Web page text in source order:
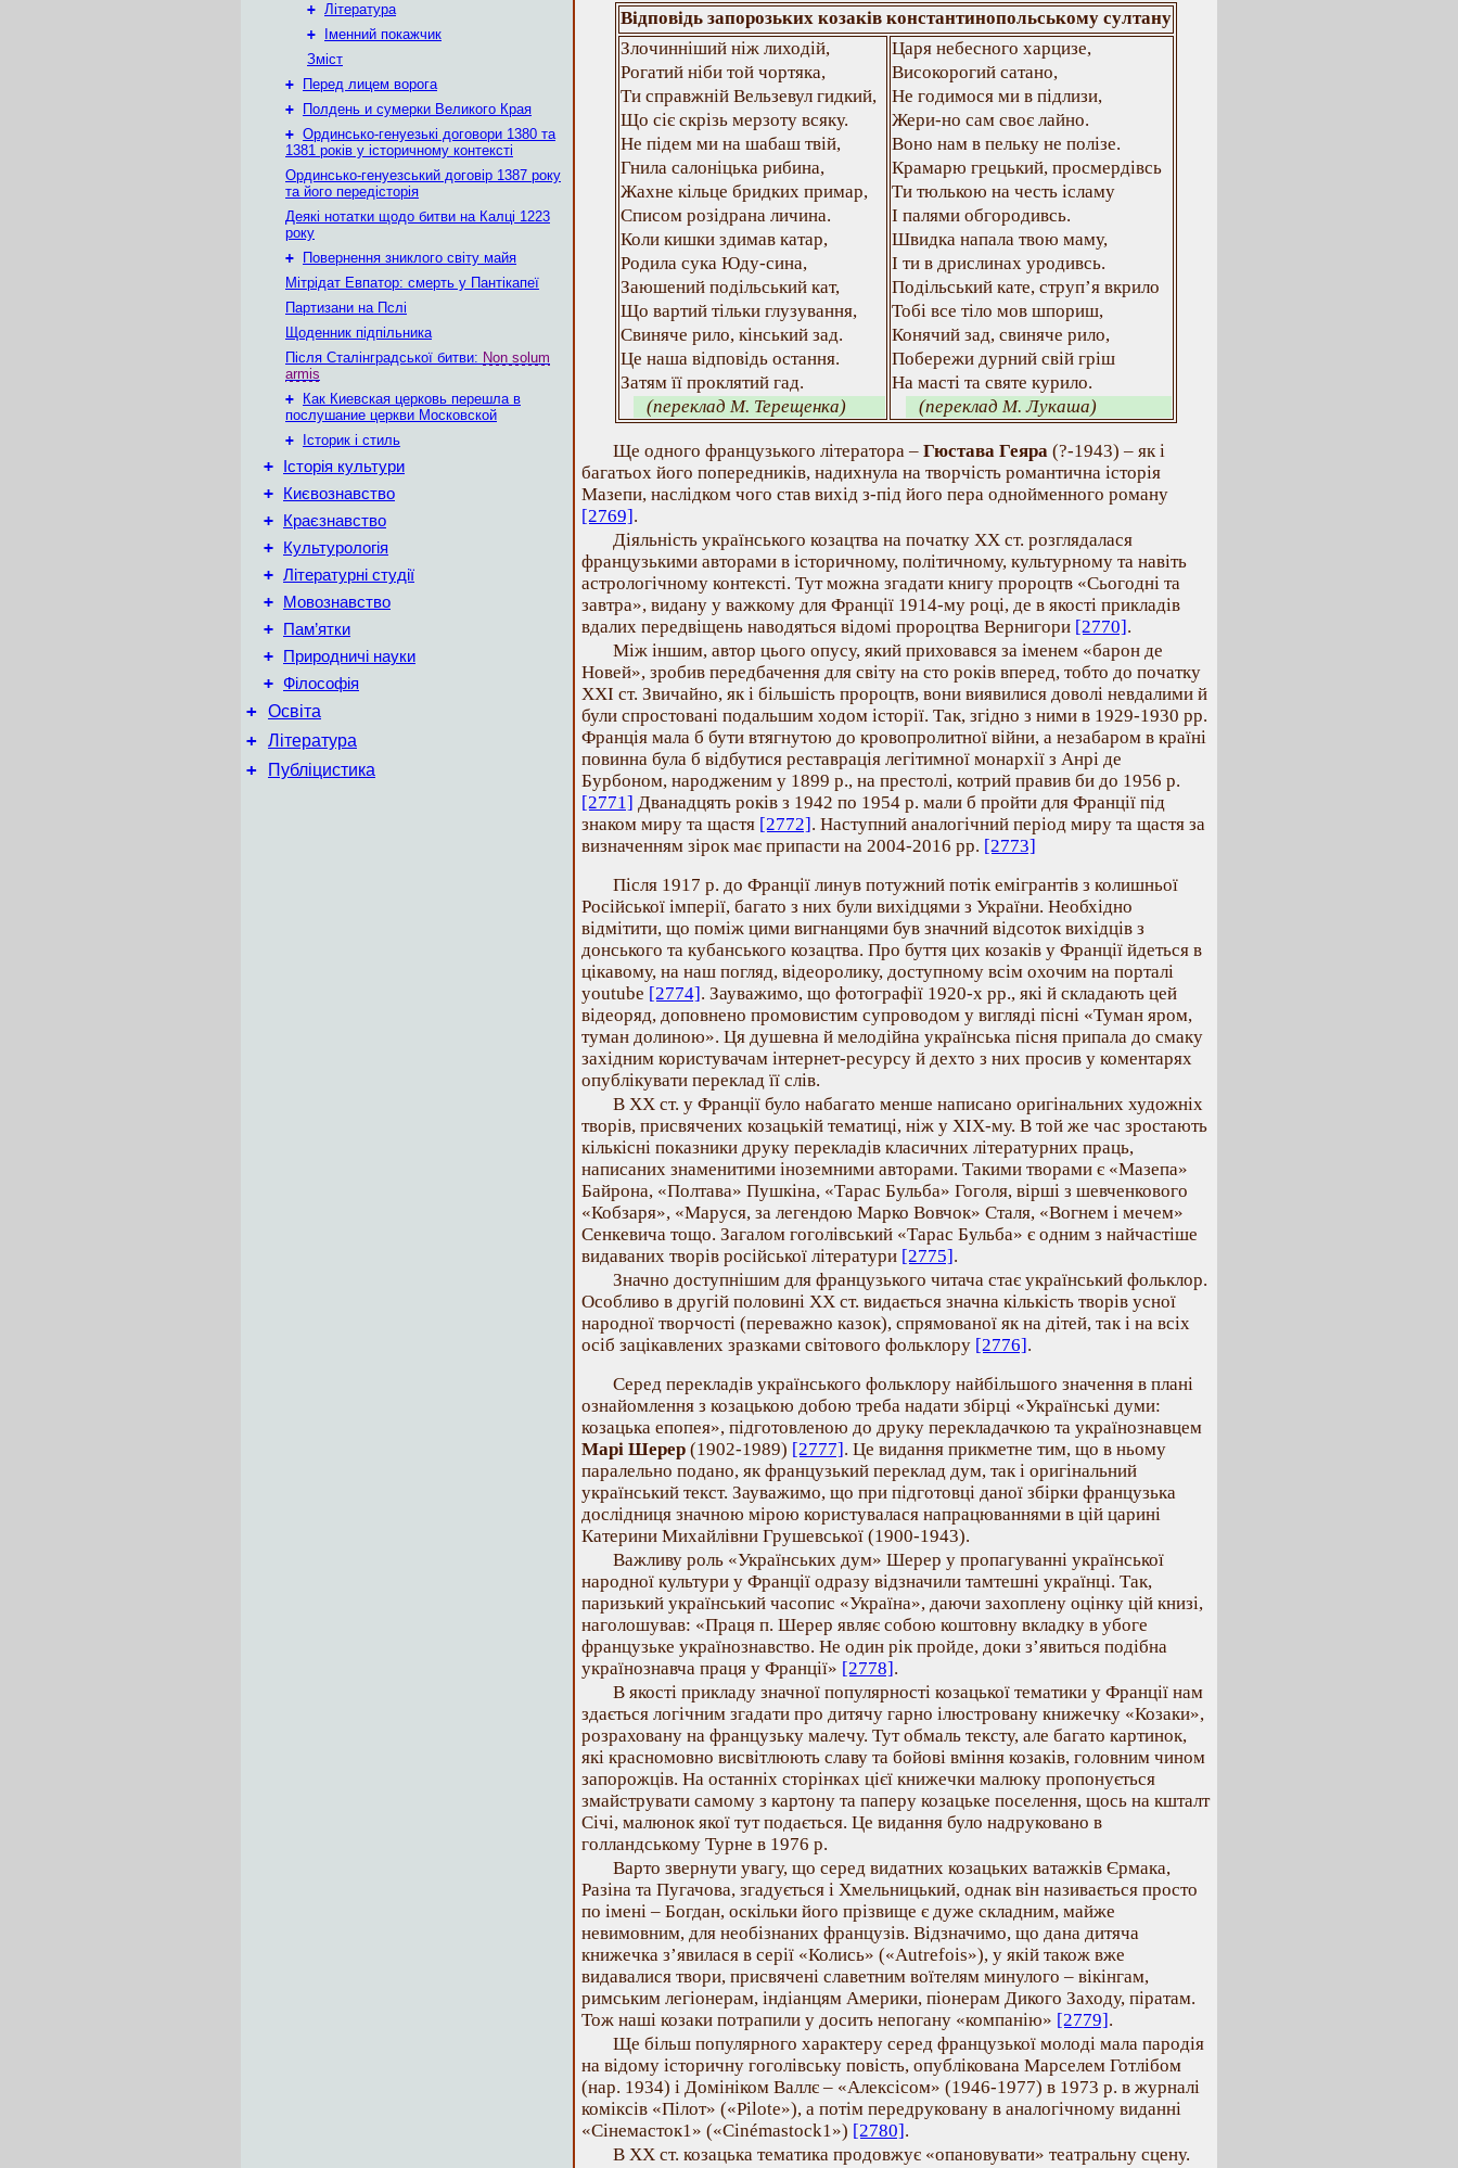
+ Література
+
Іменний покажчик
Зміст
+
Перед лицем ворога
+
Полдень и сумерки Великого Края
+ Ординсько-генуезькі договори 1380 та
1381 років у історичному контексті
Ординсько-генуезський договір 1387 року
та його передісторія
Деякі нотатки щодо битви на Калці 1223
року
+
Повернення зниклого світу майя
Мітрідат Евпатор: смерть у Пантікапеї
Партизани на Пслі
Щоденник підпільника
Після Сталінградської битви: Non solum
armis
+
Как Киевская церковь перешла в
послушание церкви Московской
+
Історик і стиль
+ Історія культури
+ Києвознавство
+ Краєзнавство
+ Культурологія
+ Літературні студії
+ Мовознавство
+ Пам’ятки
+ Природничі науки
+ Філософія
+ Освіта
+ Література
+ Публіцистика
Відповідь запорозьких козаків константинопольському султану
Злочинніший ніж лиходій,
Рогатий ніби той чортяка,
Ти справжній Вельзевул гидкий,
Що сіє скрізь мерзоту всяку.
Не підем ми на шабаш твій,
Гнила салоніцька рибина,
Жахне кільце бридких примар,
Списом розідрана личина.
Коли кишки здимав катар,
Родила сука Юду-сина,
Заюшений подільський кат,
Що вартий тільки глузування,
Свиняче рило, кінський зад.
Це наша відповідь остання.
Затям її проклятий гад.
(переклад М. Терещенка)
Царя небесного харцизе,
Високорогий сатано,
Не годимося ми в підлизи,
Жери-но сам своє лайно.
Воно нам в пельку не полізе.
Крамарю грецький, просмердівсь
Ти тюлькою на честь ісламу
І палями обгородивсь.
Швидка напала твою маму,
І ти в дрислинах уродивсь.
Подільський кате, струп’я вкрило
Тобі все тіло мов шпориш,
Конячий зад, свиняче рило,
Побережи дурний свій гріш
На масті та святе курило.
(переклад М. Лукаша)
Ще одного французького літератора – Гюстава Геяра (?-1943) – як і
багатьох його попередників, надихнула на творчість романтична історія
Мазепи, наслідком чого став вихід з-під його пера однойменного роману
[2769].
Діяльність українського козацтва на початку ХХ ст. розглядалася
французькими авторами в історичному, політичному, культурному та навіть
астрологічному контексті. Тут можна згадати книгу пророцтв «Сьогодні та
завтра», видану у важкому для Франції 1914-му році, де в якості прикладів
вдалих передвіщень наводяться відомі пророцтва Вернигори [2770].
Між іншим, автор цього опусу, який приховався за іменем «барон де
Новей», зробив передбачення для світу на сто років вперед, тобто до початку
ХХІ ст. Звичайно, як і більшість пророцтв, вони виявилися доволі невдалими й
були спростовані подальшим ходом історії. Так, згідно з ними в 1929-1930 рр.
Франція мала б бути втягнутою до кровопролитної війни, а незабаром в країні
повинна була б відбутися реставрація легітимної монархії з Анрі де
Бурбоном, народженим у 1899 р., на престолі, котрий правив би до 1956 р.
[2771] Дванадцять років з 1942 по 1954 р. мали б пройти для Франції під
знаком миру та щастя [2772]. Наступний аналогічний період миру та щастя за
визначенням зірок має припасти на 2004-2016 рр. [2773]
Після 1917 р. до Франції линув потужний потік емігрантів з колишньої
Російської імперії, багато з них були вихідцями з України. Необхідно
відмітити, що поміж цими вигнанцями був значний відсоток вихідців з
донського та кубанського козацтва. Про буття цих козаків у Франції йдеться в
цікавому, на наш погляд, відеоролику, доступному всім охочим на порталі
youtube [2774]. Зауважимо, що фотографії 1920-х рр., які й складають цей
відеоряд, доповнено промовистим супроводом у вигляді пісні «Туман яром,
туман долиною». Ця душевна й мелодійна українська пісня припала до смаку
західним користувачам інтернет-ресурсу й дехто з них просив у коментарях
опублікувати переклад її слів.
В ХХ ст. у Франції було набагато менше написано оригінальних художніх
творів, присвячених козацькій тематиці, ніж у ХІХ-му. В той же час зростають
кількісні показники друку перекладів класичних літературних праць,
написаних знаменитими іноземними авторами. Такими творами є «Мазепа»
Байрона, «Полтава» Пушкіна, «Тарас Бульба» Гоголя, вірші з шевченкового
«Кобзаря», «Маруся, за легендою Марко Вовчок» Сталя, «Вогнем і мечем»
Сенкевича тощо. Загалом гоголівський «Тарас Бульба» є одним з найчастіше
видаваних творів російської літератури [2775].
Значно доступнішим для французького читача стає український фольклор.
Особливо в другій половині ХХ ст. видається значна кількість творів усної
народної творчості (переважно казок), спрямованої як на дітей, так і на всіх
осіб зацікавлених зразками світового фольклору [2776].
Серед перекладів українського фольклору найбільшого значення в плані
ознайомлення з козацькою добою треба надати збірці «Українські думи:
козацька епопея», підготовленою до друку перекладачкою та українознавцем
Марі Шерер (1902-1989) [2777]. Це видання прикметне тим, що в ньому
паралельно подано, як французький переклад дум, так і оригінальний
український текст. Зауважимо, що при підготовці даної збірки французька
дослідниця значною мірою користувалася напрацюваннями в цій царині
Катерини Михайлівни Грушевської (1900-1943).
Важливу роль «Українських дум» Шерер у пропагуванні української
народної культури у Франції одразу відзначили тамтешні українці. Так,
паризький український часопис «Україна», даючи захоплену оцінку цій книзі,
наголошував: «Праця п. Шерер являє собою коштовну вкладку в убоге
французьке українознавство. Не один рік пройде, доки з’явиться подібна
українознавча праця у Франції» [2778].
В якості прикладу значної популярності козацької тематики у Франції нам
здається логічним згадати про дитячу гарно ілюстровану книжечку «Козаки»,
розраховану на французьку малечу. Тут обмаль тексту, але багато картинок,
які красномовно висвітлюють славу та бойові вміння козаків, головним чином
запорожців. На останніх сторінках цієї книжечки малюку пропонується
змайструвати самому з картону та паперу козацьке поселення, щось на кшталт
Січі, малюнок якої тут подається. Це видання було надруковано в
голландському Турне в 1976 р.
Варто звернути увагу, що серед видатних козацьких ватажків Єрмака,
Разіна та Пугачова, згадується і Хмельницький, однак він називається просто
по імені – Богдан, оскільки його прізвище є дуже складним, майже
невимовним, для необізнаних французів. Відзначимо, що дана дитяча
книжечка з’явилася в серії «Колись» («Autrefois»), у якій також вже
видавалися твори, присвячені славетним воїтелям минулого – вікінгам,
римським легіонерам, індіанцям Америки, піонерам Дикого Заходу, піратам.
Тож наші козаки потрапили у досить непогану «компанію» [2779].
Ще більш популярного характеру серед французької молоді мала пародія
на відому історичну гоголівську повість, опублікована Марселем Готлібом
(нар. 1934) і Домініком Валлє – «Алексісом» (1946-1977) в 1973 р. в журналі
коміксів «Пілот» («Pilote»), а потім передруковану в аналогічному виданні
«Сінемасток1» («Cinémastock1») [2780].
В ХХ ст. козацька тематика продовжує «опановувати» театральну сцену.